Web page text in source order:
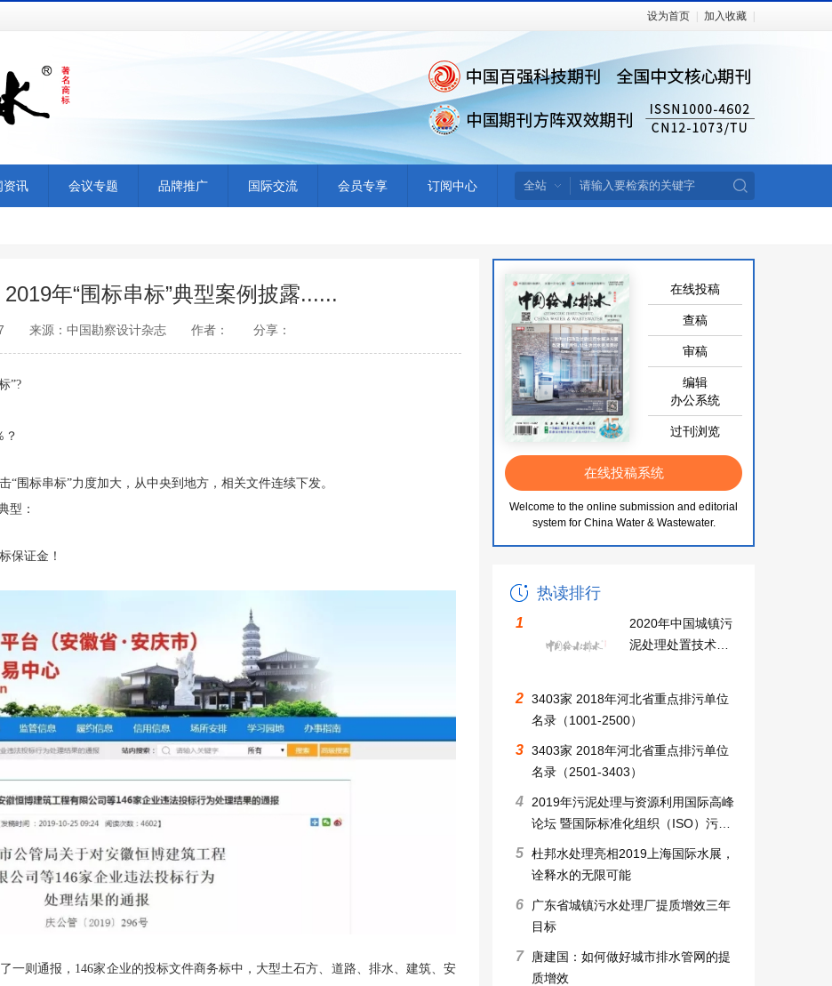
设为首页 加入收藏
资讯 会议专题 品牌推广 国际交流 会员专享 订阅中心
年“围标串标”典型案例披露......
来源：中国勘察设计杂志 作者： 分享：
”?
？
围标串标”力度加大，从中央到地方，相关文件连续下发。
型：
保证金！
一则通报，146家企业的投标文件商务标中，大型土石方、道路、排水、建筑、安
在线投稿
查稿
审稿
编辑
办公系统
过刊浏览
在线投稿系统
Welcome to the online submission and editorial
system for China Water & Wastewater.
热读排行
1
2020年中国城镇污
泥处理处置技术与
市建设及固废资源
化利用大会邀请函
2 3403家 2018年河北省重点排污单位
名录（1001-2500）
3 3403家 2018年河北省重点排污单位
名录（2501-3403）
4
2019年污泥处理与资源利用国际高峰
论坛 暨国际标准化组织（ISO）污泥
处理和利用标准工作组会议
5 杜邦水处理亮相2019上海国际水展，
诠释水的无限可能
6
广东省城镇污水处理厂提质增效三年
目标
7
唐建国：如何做好城市排水管网的提
质增效